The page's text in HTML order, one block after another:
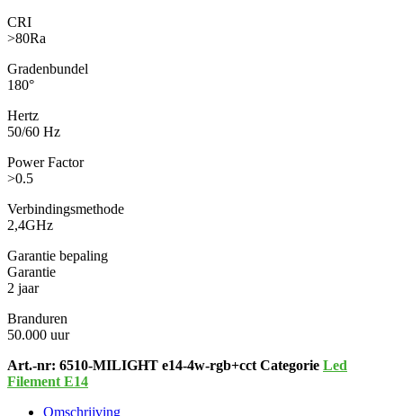
CRI
>80Ra
Gradenbundel
180°
Hertz
50/60 Hz
Power Factor
>0.5
Verbindingsmethode
2,4GHz
Garantie bepaling
Garantie
2 jaar
Branduren
50.000 uur
Art.-nr: 6510-MILIGHT e14-4w-rgb+cct Categorie Led
Filement E14
Omschrijving